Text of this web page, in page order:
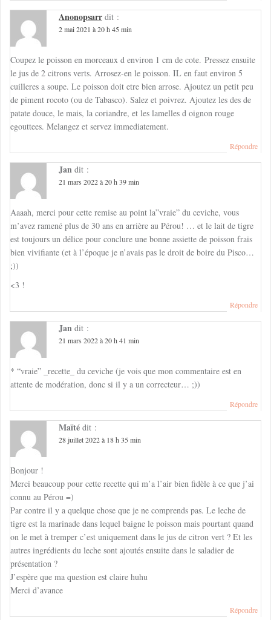
Anonopsarr dit :
2 mai 2021 à 20 h 45 min
Coupez le poisson en morceaux d environ 1 cm de cote. Pressez ensuite
le jus de 2 citrons verts. Arrosez-en le poisson. IL en faut environ 5
cuilleres a soupe. Le poisson doit etre bien arrose. Ajoutez un petit peu
de piment rocoto (ou de Tabasco). Salez et poivrez. Ajoutez les des de
patate douce, le mais, la coriandre, et les lamelles d oignon rouge
egouttees. Melangez et servez immediatement.
Répondre
Jan dit :
21 mars 2022 à 20 h 39 min
Aaaah, merci pour cette remise au point la”vraie” du ceviche, vous
m’avez ramené plus de 30 ans en arrière au Pérou! … et le lait de tigre
est toujours un délice pour conclure une bonne assiette de poisson frais
bien vivifiante (et à l’époque je n’avais pas le droit de boire du Pisco…
;))
<3 !
Répondre
Jan dit :
21 mars 2022 à 20 h 41 min
* “vraie” _recette_ du ceviche (je vois que mon commentaire est en
attente de modération, donc si il y a un correcteur… ;))
Répondre
Maïté dit :
28 juillet 2022 à 18 h 35 min
Bonjour !
Merci beaucoup pour cette recette qui m’a l’air bien fidèle à ce que j’ai
connu au Pérou =)
Par contre il y a quelque chose que je ne comprends pas. Le leche de
tigre est la marinade dans lequel baigne le poisson mais pourtant quand
on le met à tremper c’est uniquement dans le jus de citron vert ? Et les
autres ingrédients du leche sont ajoutés ensuite dans le saladier de
présentation ?
J’espère que ma question est claire huhu
Merci d’avance
Répondre